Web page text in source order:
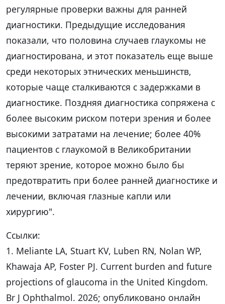
регулярные проверки важны для ранней
диагностики. Предыдущие исследования
показали, что половина случаев глаукомы не
диагностирована, и этот показатель еще выше
среди некоторых этнических меньшинств,
которые чаще сталкиваются с задержками в
диагностике. Поздняя диагностика сопряжена с
более высоким риском потери зрения и более
высокими затратами на лечение; более 40%
пациентов с глаукомой в Великобритании
теряют зрение, которое можно было бы
предотвратить при более ранней диагностике и
лечении, включая глазные капли или
хирургию".
Ссылки:
1. Meliante LA, Stuart KV, Luben RN, Nolan WP,
Khawaja AP, Foster PJ. Current burden and future
projections of glaucoma in the United Kingdom.
Br J Ophthalmol. 2026; опубликовано онлайн